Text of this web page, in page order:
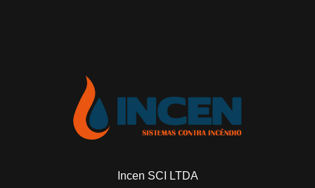
Incen SCI LTDA